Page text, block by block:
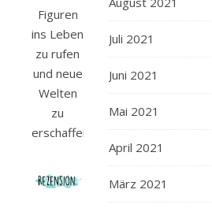
Figuren
ins Leben
zu rufen
und neue
Welten
zu
erschaffen.
Juli 2021
Juni 2021
Mai 2021
April 2021
März 2021